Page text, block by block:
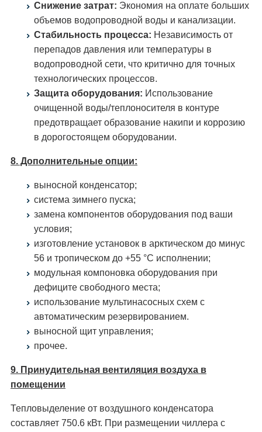
Снижение затрат: Экономия на оплате больших
объемов водопроводной воды и канализации.
Стабильность процесса: Независимость от
перепадов давления или температуры в
водопроводной сети, что критично для точных
технологических процессов.
Защита оборудования: Использование
очищенной воды/теплоносителя в контуре
предотвращает образование накипи и коррозию
в дорогостоящем оборудовании.
8. Дополнительные опции:
выносной конденсатор;
система зимнего пуска;
замена компонентов оборудования под ваши
условия;
изготовление установок в арктическом до минус
56 и тропическом до +55 °С исполнении;
модульная компоновка оборудования при
дефиците свободного места;
использование мультинасосных схем с
автоматическим резервированием.
выносной щит управления;
прочее.
9. Принудительная вентиляция воздуха в
помещении
Тепловыделение от воздушного конденсатора
составляет 750.6 кВт. При размещении чиллера с